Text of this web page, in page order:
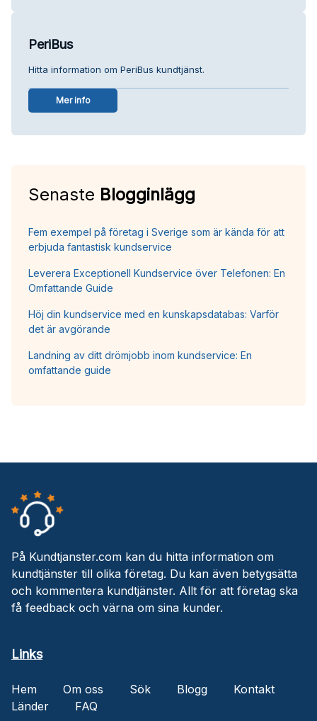
PeriBus
Hitta information om PeriBus kundtjänst.
Mer info
Senaste Blogginlägg
Fem exempel på företag i Sverige som är kända för att
erbjuda fantastisk kundservice
Leverera Exceptionell Kundservice över Telefonen: En
Omfattande Guide
Höj din kundservice med en kunskapsdatabas: Varför
det är avgörande
Landning av ditt drömjobb inom kundservice: En
omfattande guide
På Kundtjanster.com kan du hitta information om
kundtjänster till olika företag. Du kan även betygsätta
och kommentera kundtjänster. Allt för att företag ska
få feedback och värna om sina kunder.
Links
Hem Om oss Sök Blogg
Kontakt
Länder
FAQ